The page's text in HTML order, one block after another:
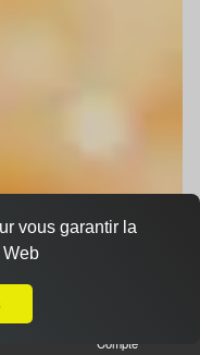
Compte
vous garantir la
Web